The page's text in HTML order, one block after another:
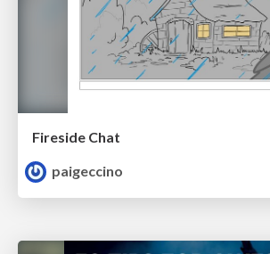
Fireside Chat
paigeccino